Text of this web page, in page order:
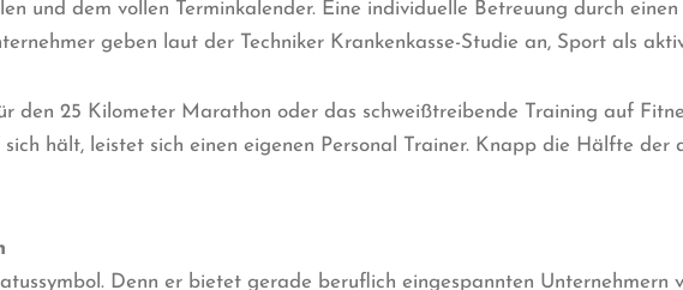
und dem vollen Terminkalender. Eine individuelle Betreuung durch
geben laut der Techniker Krankenkasse-Studie an, Sport als
den 25 Kilometer Marathon oder das schweißtreibende Training auf
hält, leistet sich einen eigenen Personal Trainer. Knapp die Hälfte
Denn er bietet gerade beruflich eingespannten Unternehmern